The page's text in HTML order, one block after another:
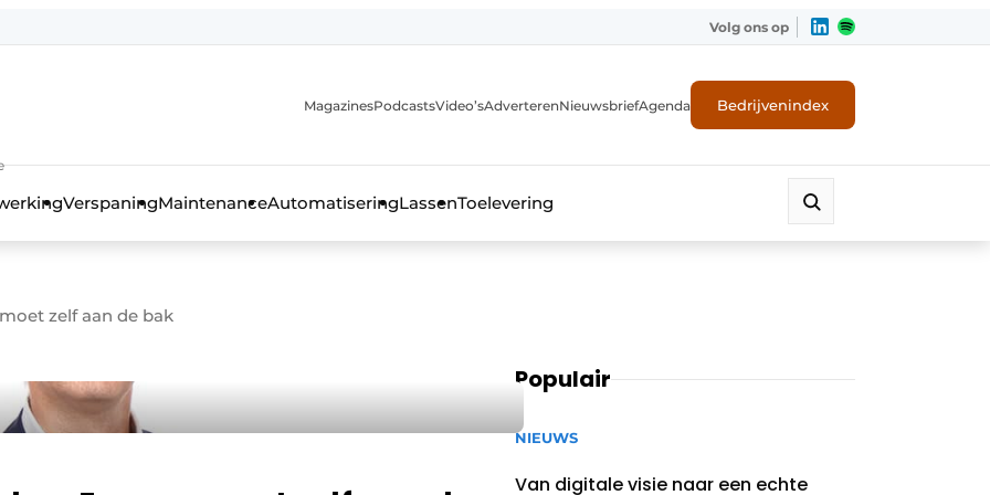
Volg ons op
MagazinesPodcastsVideo’sAdverterenNieuwsbriefAgenda Bedrijvenindex
VerspaningMaintenanceAutomatiseringLassenToelevering
zelf aan de bak
Populair
NIEUWS
Van digitale visie naar een echte